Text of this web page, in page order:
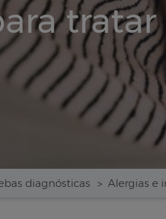
diagnósticas Alergias e